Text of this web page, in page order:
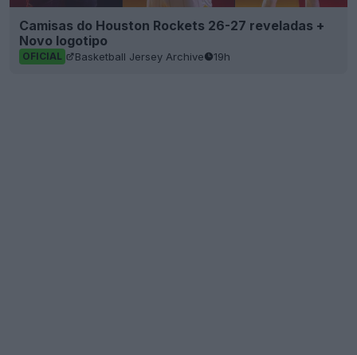
Camisas do Houston Rockets 26-27 reveladas +
Novo logotipo
OFICIAL Basketball Jersey Archive 19h